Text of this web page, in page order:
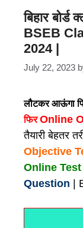
बिहार
BSEB
2024 |
July 22, 2023
लौटकर आऊंगा
फिरOnline
तैयारी बेहतर
Objective
Online Test
Question |